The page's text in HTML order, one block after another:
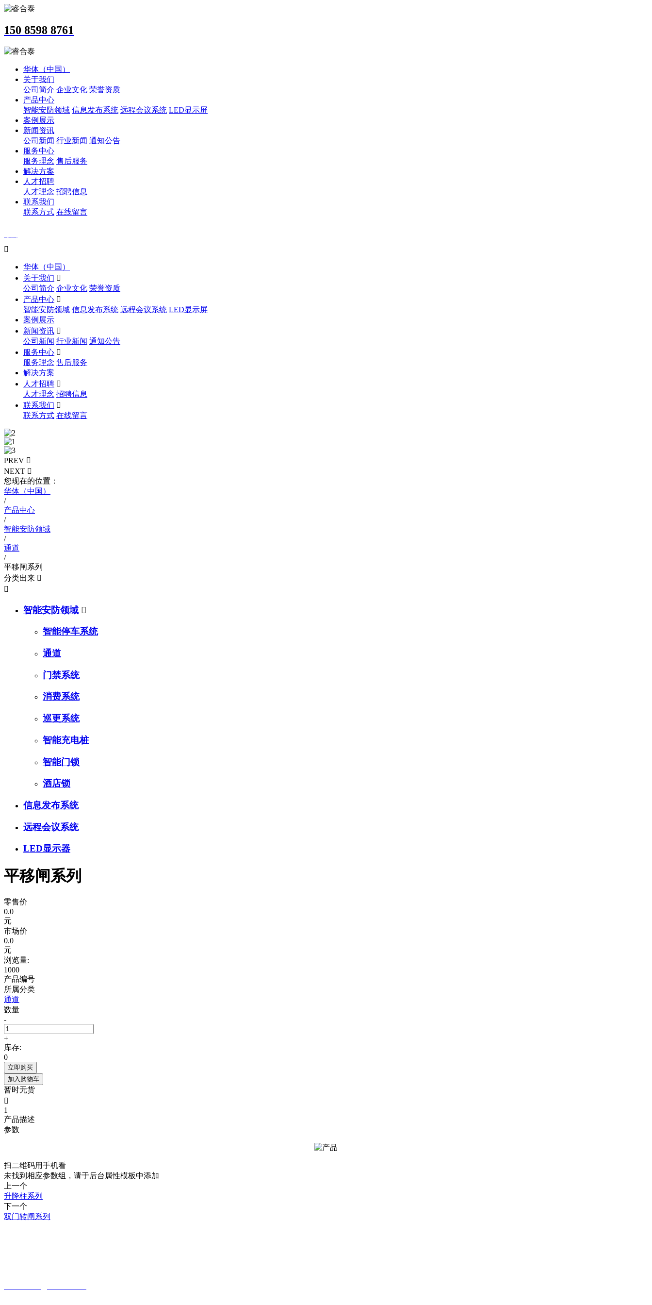
150 8598 8761
华体（中国）
关于我们
公司简介 企业文化 荣誉资质
产品中心
智能安防领域 信息发布系统 远程会议系统 LED显示屏
案例展示
新闻资讯
公司新闻 行业新闻 通知公告
服务中心
服务理念 售后服务
解决方案
人才招聘
人才理念 招聘信息
联系我们
联系方式 在线留言

华体（中国）
关于我们 
公司简介 企业文化 荣誉资质
产品中心 
智能安防领域 信息发布系统 远程会议系统 LED显示屏
案例展示
新闻资讯 
公司新闻 行业新闻 通知公告
服务中心 
服务理念 售后服务
解决方案
人才招聘 
人才理念 招聘信息
联系我们 
联系方式 在线留言
PREV 
NEXT 
您现在的位置：
华体（中国）
/
产品中心
/
智能安防领域
/
通道
/
平移闸系列
分类出来 

智能安防领域 
智能停车系统
通道
门禁系统
消费系统
巡更系统
智能充电桩
智能门锁
酒店锁
信息发布系统
远程会议系统
LED显示器
平移闸系列
零售价
0.0
元
市场价
0.0
元
浏览量:
1000
产品编号
所属分类
通道
数量
-
+
库存:
0
立即购买
加入购物车
暂时无货

1
产品描述
参数
扫二维码用手机看
未找到相应参数组，请于后台属性模板中添加
上一个
升降柱系列
下一个
双门转闸系列